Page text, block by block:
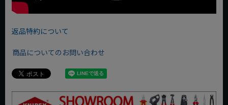
返品特約について
商品についてのお問い合わせ